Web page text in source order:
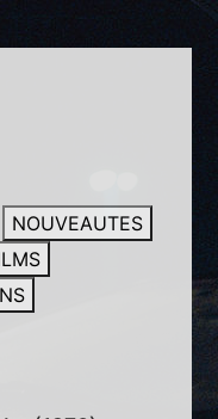
NOUVEAUTES